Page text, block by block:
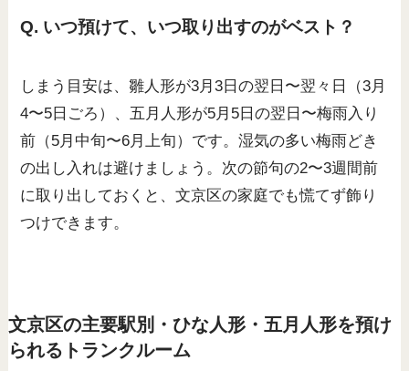
Q. いつ預けて、いつ取り出すのがベスト？
しまう目安は、雛人形が3月3日の翌日〜翌々日（3月
4〜5日ごろ）、五月人形が5月5日の翌日〜梅雨入り
前（5月中旬〜6月上旬）です。湿気の多い梅雨どき
の出し入れは避けましょう。次の節句の2〜3週間前
に取り出しておくと、文京区の家庭でも慌てず飾り
つけできます。
文京区の主要駅別・ひな人形・五月人形を預け
られるトランクルーム